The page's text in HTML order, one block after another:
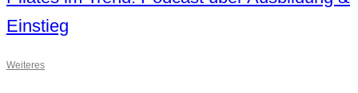
Einstieg
Weiteres